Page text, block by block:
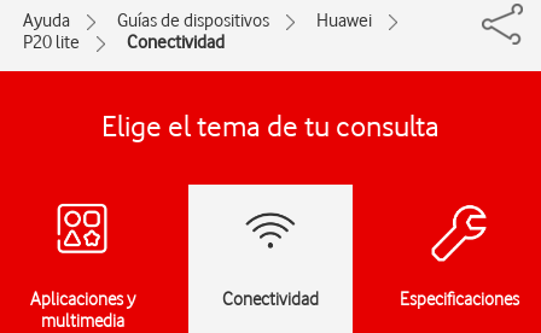
Ayuda Guías de dispositivos
Huawei
P20 lite
Conectividad
Elige el tema de tu consulta
Aplicaciones y
multimedia
Conectividad Especificaciones